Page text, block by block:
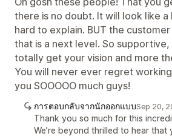
there is no doubt. It will look like a
hard to explain. BUT the
that is a next level. So supportive,
totally get your vision and more
You will never ever regret
you SOOOOO much guys!
การตอบกลับจากนักออกแบบSep 20,
Thank you so much for this
We’re beyond thrilled to hear that